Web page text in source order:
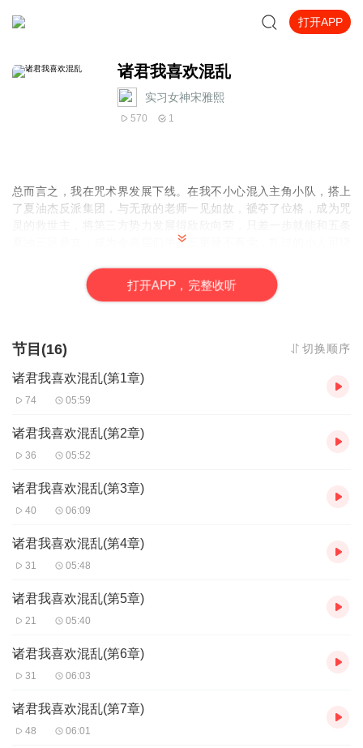
打开APP
诸君我喜欢混乱
实习女神宋雅熙
570 1
总而言之，我在咒术界发展下线。在我不小心混入主角小队，搭上
了夏油杰反派集团，与无敌的老师一见如故，褫夺了位格，成为咒
夏油三足鼎立，成为令高层们半夜三更睡不着觉，扎过的小人可绕
打开APP，完整收听
节目(16) 切换顺序
诸君我喜欢混乱(第1章)
74 05:59
诸君我喜欢混乱(第2章)
36 05:52
诸君我喜欢混乱(第3章)
40 06:09
诸君我喜欢混乱(第4章)
31 05:48
诸君我喜欢混乱(第5章)
21 05:40
诸君我喜欢混乱(第6章)
31 06:03
诸君我喜欢混乱(第7章)
48 06:01